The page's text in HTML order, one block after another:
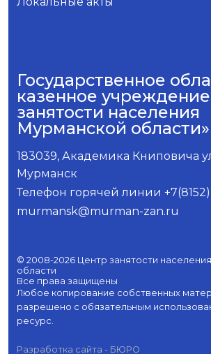
Государственное
казенное
занятости населения
Мурманской области»
183039, Академика Книповича
Мурманск
Телефон горячей линии +7(8152)
murmansk@murman-zan.ru
© 2008-2026 Центр занятости
области
Все права защищены
Любое копирование собственных
разрешено с обязательным
ресурс.
Разработка сайта - БЮРО